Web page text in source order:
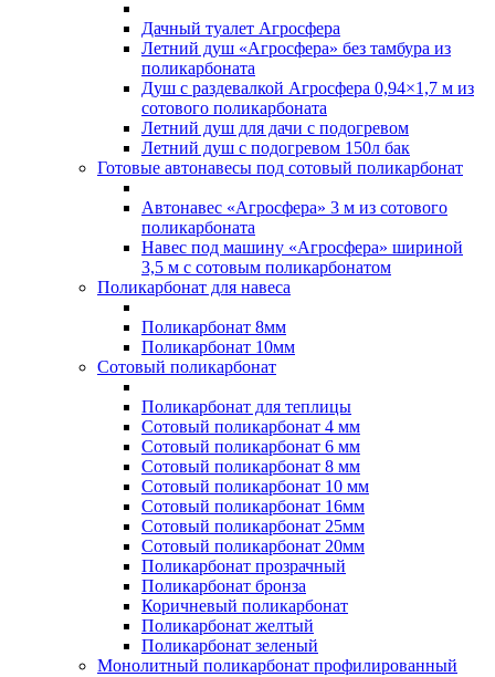
Дачный туалет Агросфера
Летний душ «Агросфера» без тамбура из
поликарбоната
Душ с раздевалкой Агросфера 0,94×1,7 м из
сотового поликарбоната
Летний душ для дачи с подогревом
Летний душ с подогревом 150л бак
Готовые автонавесы под сотовый поликарбонат
Автонавес «Агросфера» 3 м из сотового
поликарбоната
Навес под машину «Агросфера» шириной
3,5 м с сотовым поликарбонатом
Поликарбонат для навеса
Поликарбонат 8мм
Поликарбонат 10мм
Сотовый поликарбонат
Поликарбонат для теплицы
Сотовый поликарбонат 4 мм
Сотовый поликарбонат 6 мм
Сотовый поликарбонат 8 мм
Сотовый поликарбонат 10 мм
Сотовый поликарбонат 16мм
Сотовый поликарбонат 25мм
Сотовый поликарбонат 20мм
Поликарбонат прозрачный
Поликарбонат бронза
Коричневый поликарбонат
Поликарбонат желтый
Поликарбонат зеленый
Монолитный поликарбонат профилированный